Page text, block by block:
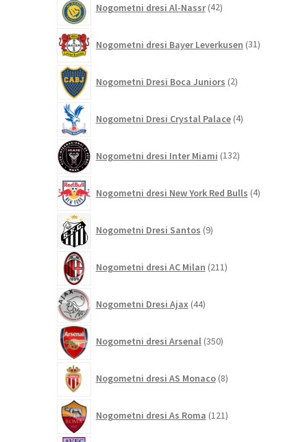
Nogometni dresi Al-Nassr 42izdelkov
Nogometni dresi Bayer Leverkusen 31izdelkov
Nogometni Dresi Boca Juniors 2izdelka
Nogometni Dresi Crystal Palace 4izdelki
Nogometni dresi Inter Miami 132izdelkov
Nogometni dresi New York Red Bulls 4izdelki
Nogometni Dresi Santos 9izdelkov
Nogometni dresi AC Milan 211izdelkov
Nogometni Dresi Ajax 44izdelkov
Nogometni dresi Arsenal 350izdelkov
Nogometni dresi AS Monaco 8izdelkov
Nogometni dresi As Roma 121izdelkov